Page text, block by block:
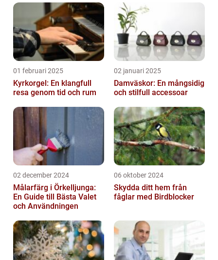
01 februari 2025
Kyrkorgel: En klangfull
resa genom tid och rum
02 januari 2025
Damväskor: En mångsidig
och stilfull accessoar
02 december 2024
Målarfärg i Örkelljunga:
En Guide till Bästa Valet
och Användningen
06 oktober 2024
Skydda ditt hem från
fåglar med Birdblocker